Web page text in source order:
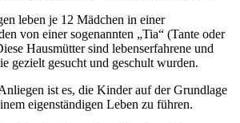
leben je 12 Mädchen in einer
von einer sogenannten „Tia“ (Tante oder
Hausmütter sind lebenserfahrene und
gezielt gesucht und geschult wurden.
ist es, die Kinder auf der Grundlage
eigenständigen Leben zu führen.